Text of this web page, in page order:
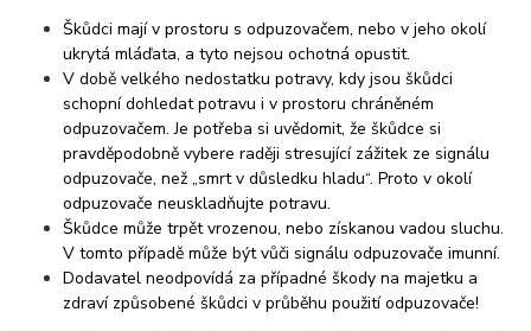
Škůdci mají v prostoru s odpuzovačem, nebo v jeho okolí
ukrytá mláďata, a tyto nejsou ochotná opustit.
V době velkého nedostatku potravy, kdy jsou škůdci
schopní dohledat potravu i v prostoru chráněném
odpuzovačem. Je potřeba si uvědomit, že škůdce si
pravděpodobně vybere raději stresující zážitek ze signálu
odpuzovače, než „smrt v důsledku hladu“. Proto v okolí
odpuzovače neuskladňujte potravu.
Škůdce může trpět vrozenou, nebo získanou vadou sluchu.
V tomto případě může být vůči signálu odpuzovače imunní.
Dodavatel neodpovídá za případné škody na majetku a
zdraví způsobené škůdci v průběhu použití odpuzovače!